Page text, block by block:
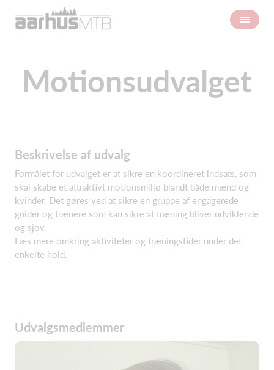
Motionsudvalget
Beskrivelse af udvalg
Formålet for udvalget er at sikre en koordineret indsats, som
skal skabe et attraktivt motionsmiljø blandt både mænd og
kvinder. Det gøres ved at sikre en gruppe af engagerede
guider og trænere som kan sikre at træning bliver udviklende
og sjov.
Læs mere omkring aktiviteter og træningstider under det
enkelte hold.
Udvalgsmedlemmer